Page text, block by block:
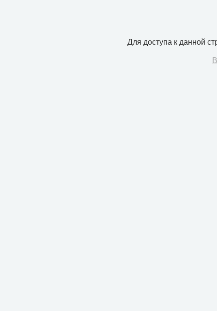
Для доступа к данной